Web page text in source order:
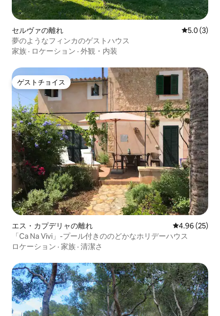
セルヴァの離れ レビュー3
5.0 (3)
夢のようなフィンカのゲストハウス
家族 · ロケーション · 外観・内装
ゲストチョイス
ゲストチョイス
エス・カプデリャの離れ レビュー25
4.96 (25)
「Ca Na Vivi」-プール付きののどかなホリデーハウス
ロケーション · 家族 · 清潔さ